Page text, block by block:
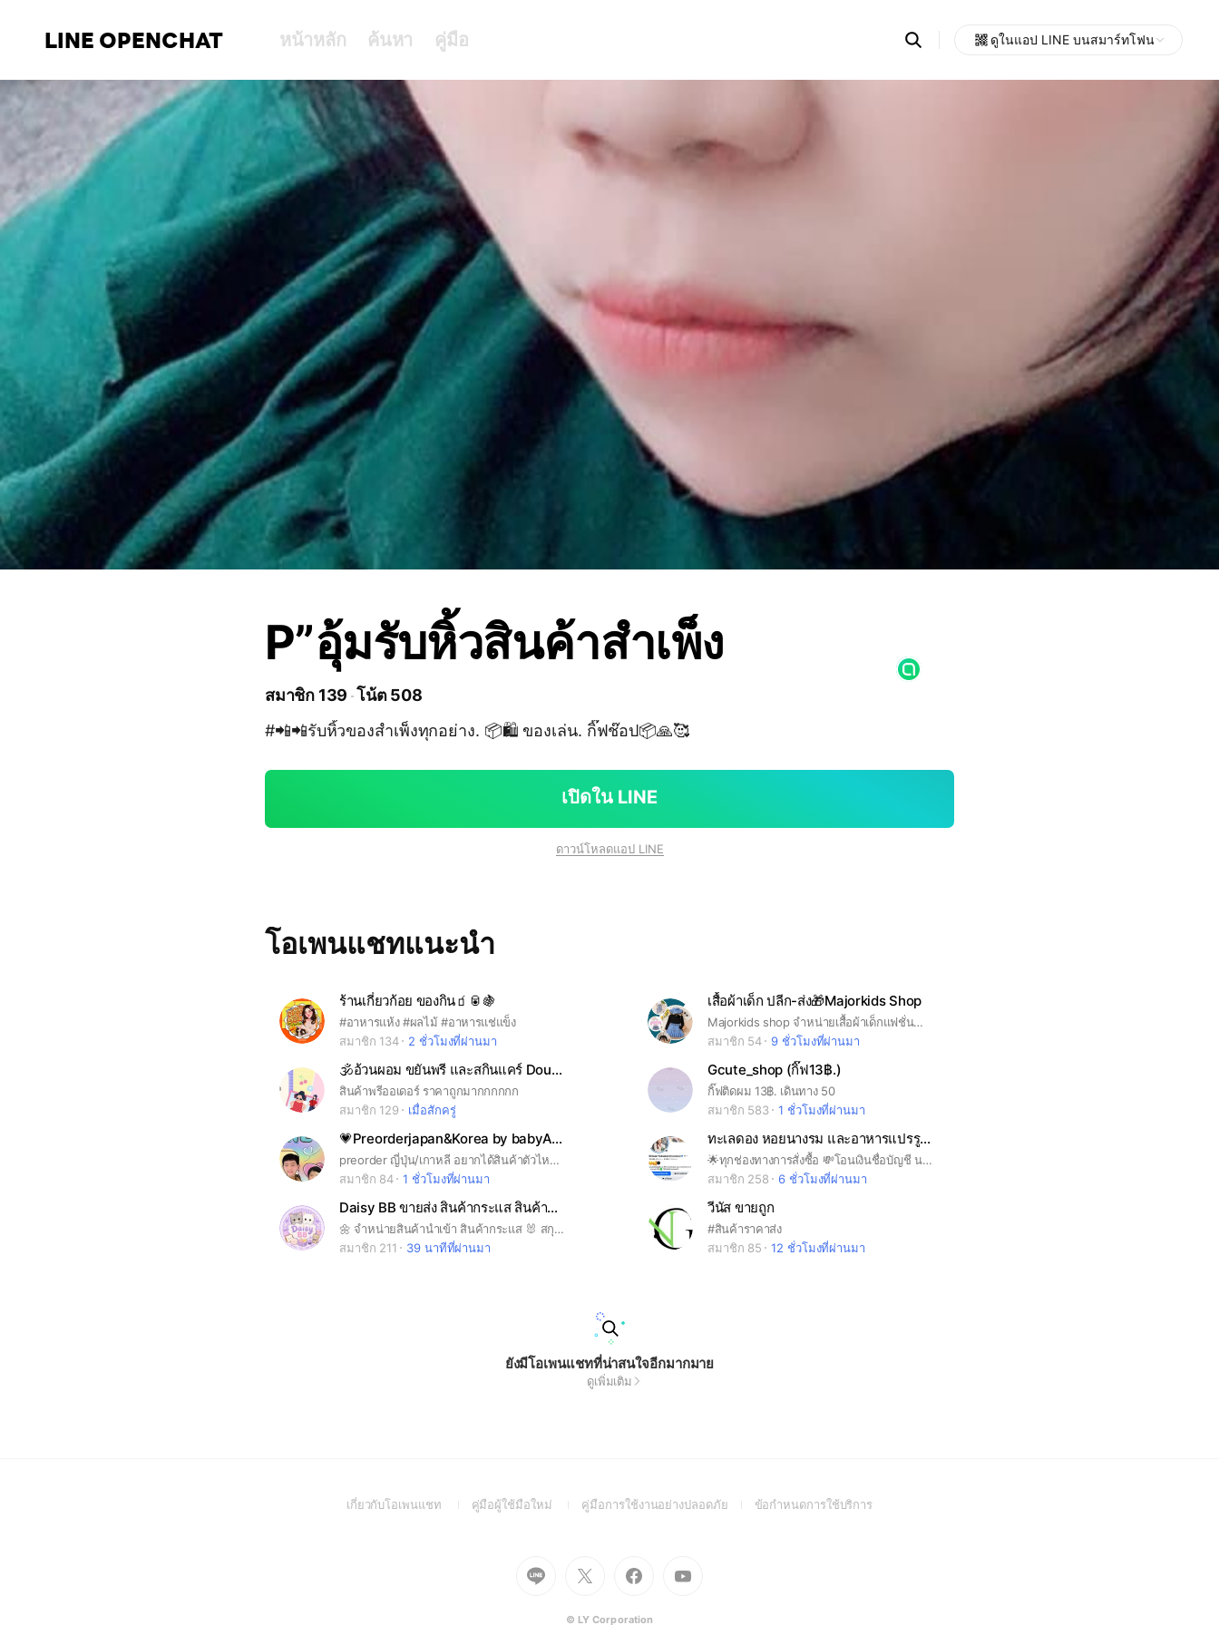
LINE OPENCHAT หน้าหลัก ค้นหา คู่มือ Search
OpenChats
messages
search
ดูในแอป LINE บนสมาร์ทโฟน
P”อุ้มรับหิ้วสินค้าสำเพ็ง
สมาชิก 139 โน้ต 508
#📲📲รับหิ้วของสำเพ็งทุกอย่าง. 📦🛍️ ของเล่น. กิ๊ฟช๊อป📦🙏🥰
เปิดใน LINE
ดาวน์โหลดแอป LINE
โอเพนแชทแนะนำ
ร้านเกี่ยวก้อย ของกิน🧃🥫🍇
#อาหารแห้ง #ผลไม้ #อาหารแช่แข็ง
สมาชิก 134
2 ชั่วโมงที่ผ่านมา
เสื้อผ้าเด็ก ปลีก-ส่ง🎁Majorkids Shop
Majorkids shop จำหน่ายเสื้อผ้าเด็กแฟชั่น🧸 📌 จำหน่าย ปลีก-ส่ง / Pre-order 📌 มีสินค้าพร้อมส่ง 📌 รับตัวแทนจำหน่าย 🚚 มีบริการขนส่งทั่วไทย
สมาชิก 54
9 ชั่วโมงที่ผ่านมา
🕉อ้วนผอม ขยันพรี และสกินแคร์ Doublesisterb👑🎉
สินค้าพรีออเดอร์ ราคาถูกมากกกกกก
สมาชิก 129
เมื่อสักครู่
Gcute_shop (กิ๊ฟ13฿.)
กิ๊ฟติดผม 13฿. เดินทาง 50
สมาชิก 583
1 ชั่วโมงที่ผ่านมา
💗Preorderjapan&Korea by babyAA💗
preorder ญี่ปุ่น/เกาหลี อยากได้สินค้าตัวไหนส่งมาถามได้เลยน้าา 💗
สมาชิก 84
1 ชั่วโมงที่ผ่านมา
ทะเลดอง หอยนางรม และอาหารแปรรูป ราคาส่ง
🌟ทุกช่องทางการสั่งซื้อ 💸โอนเงินชื่อบัญชี นางสาวศิริวรรณ ยักสกุล และ นาย วิทยากร กะจงกลาง เท่านั้นนะคะ‼️ ชื่อบัญชีอื่นห้ามโอนเด็ดขาด✅🔔 📱เฟสหลัก : Siriwan Yuksakul 📱เฟสสำรอง : อ้น วิทยากร 📱เพจร้าน : ทะเลดองเรทส่งหลักสิบ ส่งทั่วประเทศ
สมาชิก 258
6 ชั่วโมงที่ผ่านมา
Daisy BB ขายส่ง สินค้ากระแส สินค้านำเข้า
🌼 จำหน่ายสินค้านำเข้า สินค้ากระแส 🐰 สกุชชี่ / Art Toys / ของเล่น ของสะสม 🌼 ของฝาก ของใช้ ทุกประเภท 😷 แมส / ATK ยกลัง 🍫 ขนมนำเข้าจากต่างประเทศ 📌 เรทปลีก-ส่ง อัพเดทสินค้าทุกวัน 📌 รับตัวแทนจำหน่ายแบบไม่สต๊อก ฟรี
สมาชิก 211
39 นาทีที่ผ่านมา
วีนัส ขายถูก
#สินค้าราคาส่ง
สมาชิก 85
12 ชั่วโมงที่ผ่านมา
ยังมีโอเพนแชทที่น่าสนใจอีกมากมาย
ดูเพิ่มเติม
เกี่ยวกับโอเพนแชท
(Openคู่มือผู้ใช้มือใหม่
(Open
window)
คู่มือการใช้งานอย่างปลอดภัย(Openข้อกำหนดการใช้บริการ(Open
Go
to
(Open
Go
to
(Open
Go
to
(Open
to
© LY Corporation